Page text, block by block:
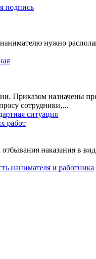
подпись
нужно
Приказом назначены
сотрудники,...
ситуация
работ
наказания в
нанимателя и работника